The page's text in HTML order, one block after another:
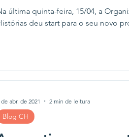
última quinta-feira, 15/04, a
deu start para o seu novo
Blog CH
de abr. de 2021 2 min de leitura